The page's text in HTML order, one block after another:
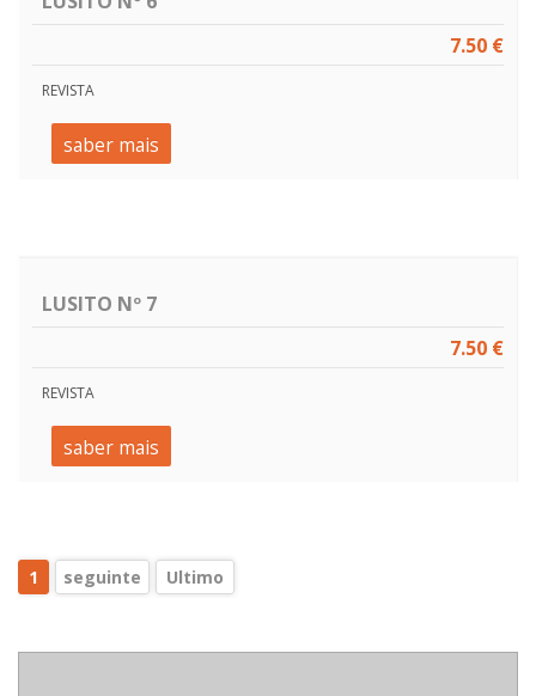
7.50 €
REVISTA
saber mais
LUSITO Nº 7
7.50 €
REVISTA
saber mais
1 seguinte Ultimo